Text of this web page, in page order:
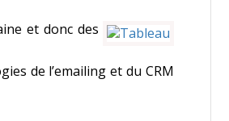
et donc des
de l’emailing et du CRM